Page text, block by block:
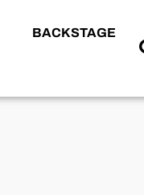
BACKSTAGE